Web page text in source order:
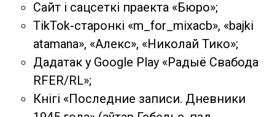
Сайт і сацсеткі праекта «Бюро»;
TikTok-старонкі «m_for_mixacb», «bajki
atamana», «Алекс», «Николай Тико»;
Дадатак у Google Play «Радыё Свабода
RFER/RL»;
Кнігі «Последние записи. Дневники